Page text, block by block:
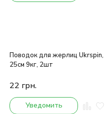
Поводок для жерлиц Ukrspin,
25см 9кг, 2шт
22 грн.
Уведомить